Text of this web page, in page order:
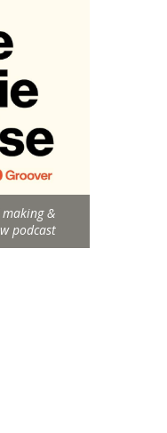
&
podcast